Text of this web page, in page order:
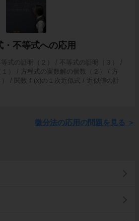
・不等式への応用
式の証明（２） / 不等式の証明（３） /
） / 方程式の実数解の個数（２） / 方
/ 関数ｆ(x)の１次近似式 / 近似値の計
微分法の応用の問題を見る ＞